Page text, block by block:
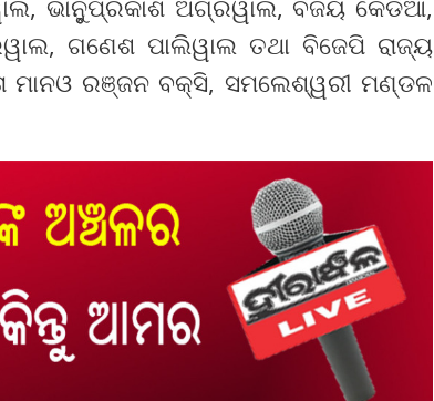
ଭାନୁୁପ୍ରକାଶ ଅଗ୍ରୱାଲ, ବିଜୟ କେଡିଆ,
ଗଣେଶ ପାଲିୱାଲ ତଥା ବିଜେପି ରାଜ୍ୟ
ମାନଓ ରଞ୍ଜନ ବକ୍ସି, ସମଲେଶ୍ୱରୀ ମଣ୍ଡଳ